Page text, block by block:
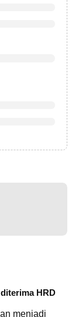
HRD